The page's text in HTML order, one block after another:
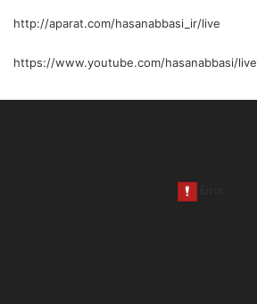
http://aparat.com/hasanabbasi_ir/live
https://www.youtube.com/hasanabbasi/live